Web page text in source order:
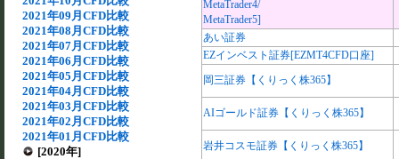
2021年09月CFD比較
2021年08月CFD比較
2021年07月CFD比較
2021年06月CFD比較
2021年05月CFD比較
2021年04月CFD比較
2021年03月CFD比較
2021年02月CFD比較
2021年01月CFD比較
[2020年]
MetaTrader4/
MetaTrader5]
あい証券
EZインベスト証券[EZMT4CFD口座]
岡三証券【くりっく株365】
AIゴールド証券【くりっく株365】
岩井コスモ証券【くりっく株365】